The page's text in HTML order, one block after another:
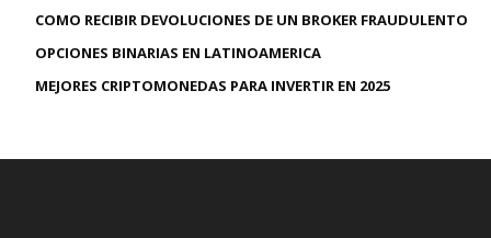
COMO RECIBIR DEVOLUCIONES DE UN BROKER FRAUDULENTO
OPCIONES BINARIAS EN LATINOAMERICA
MEJORES CRIPTOMONEDAS PARA INVERTIR EN 2025